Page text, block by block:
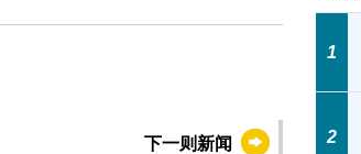
下一则新闻
1
2